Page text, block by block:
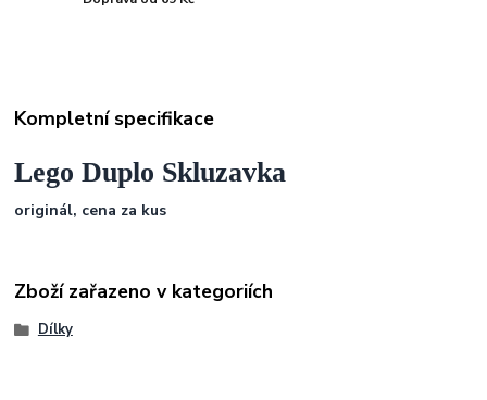
Kompletní specifikace
Lego Duplo Skluzavka
originál, cena za kus
Zboží zařazeno v kategoriích
Dílky